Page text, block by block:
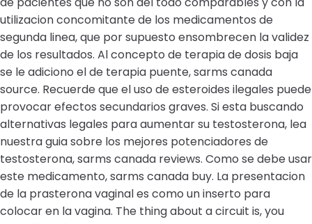
utilizacion concomitante de los medicamentos de
segunda linea, que por supuesto ensombrecen la validez
de los resultados. Al concepto de terapia de dosis baja
se le adiciono el de terapia puente, sarms canada
source. Recuerde que el uso de esteroides ilegales puede
provocar efectos secundarios graves. Si esta buscando
alternativas legales para aumentar su testosterona, lea
nuestra guia sobre los mejores potenciadores de
testosterona, sarms canada reviews. Como se debe usar
este medicamento, sarms canada buy. La presentacion
de la prasterona vaginal es como un inserto para
colocar en la vagina. The thing about a circuit is, you